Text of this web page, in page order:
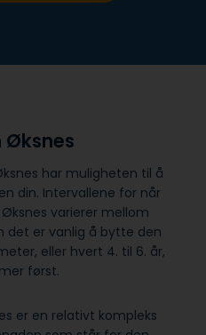
Øksnes
har muligheten til å
din. Intervallene for når
varierer mellom
det er vanlig å bytte den
eller hvert 4. til 6. år,
først.
er en relativt kompleks